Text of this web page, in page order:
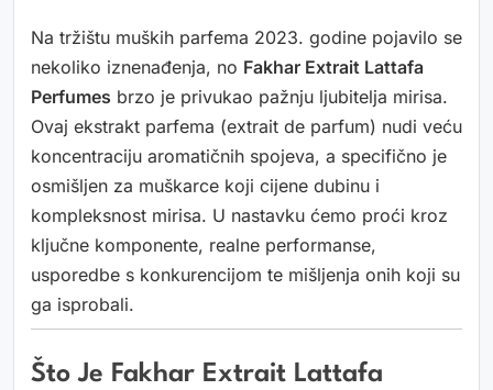
Na tržištu muških parfema 2023. godine pojavilo se
nekoliko iznenađenja, no Fakhar Extrait Lattafa
Perfumes brzo je privukao pažnju ljubitelja mirisa.
Ovaj ekstrakt parfema (extrait de parfum) nudi veću
koncentraciju aromatičnih spojeva, a specifično je
osmišljen za muškarce koji cijene dubinu i
kompleksnost mirisa. U nastavku ćemo proći kroz
ključne komponente, realne performanse,
usporedbe s konkurencijom te mišljenja onih koji su
ga isprobali.
Što Je Fakhar Extrait Lattafa